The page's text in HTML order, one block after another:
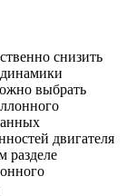
снизить
выбрать
двигателя
разделе